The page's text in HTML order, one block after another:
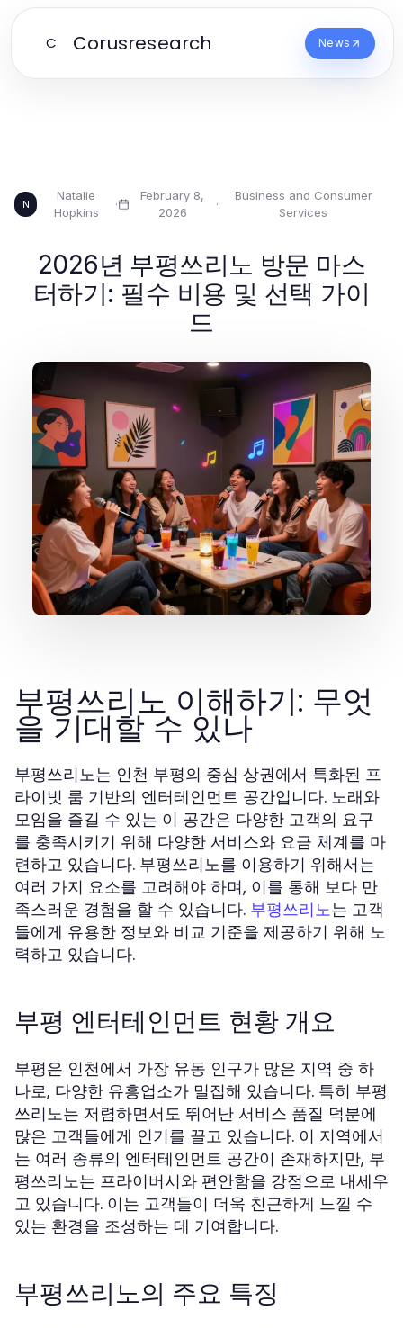
C Corusresearch News
N
Natalie
Hopkins
·
February 8,
2026
·
Business and Consumer
Services
2026년 부평쓰리노 방문 마스
터하기: 필수 비용 및 선택 가이
드
부평쓰리노 이해하기: 무엇
을 기대할 수 있나
부평쓰리노는 인천 부평의 중심 상권에서 특화된 프
라이빗 룸 기반의 엔터테인먼트 공간입니다. 노래와
모임을 즐길 수 있는 이 공간은 다양한 고객의 요구
를 충족시키기 위해 다양한 서비스와 요금 체계를 마
련하고 있습니다. 부평쓰리노를 이용하기 위해서는
여러 가지 요소를 고려해야 하며, 이를 통해 보다 만
족스러운 경험을 할 수 있습니다. 부평쓰리노는 고객
들에게 유용한 정보와 비교 기준을 제공하기 위해 노
력하고 있습니다.
부평 엔터테인먼트 현황 개요
부평은 인천에서 가장 유동 인구가 많은 지역 중 하
나로, 다양한 유흥업소가 밀집해 있습니다. 특히 부평
쓰리노는 저렴하면서도 뛰어난 서비스 품질 덕분에
많은 고객들에게 인기를 끌고 있습니다. 이 지역에서
는 여러 종류의 엔터테인먼트 공간이 존재하지만, 부
평쓰리노는 프라이버시와 편안함을 강점으로 내세우
고 있습니다. 이는 고객들이 더욱 친근하게 느낄 수
있는 환경을 조성하는 데 기여합니다.
부평쓰리노의 주요 특징